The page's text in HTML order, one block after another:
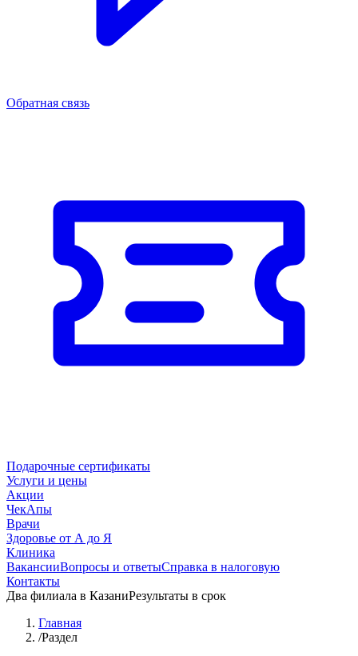
Обратная связь
Подарочные сертификаты
Услуги и цены
Акции
ЧекАпы
Врачи
Здоровье от А до Я
Клиника
ВакансииВопросы и ответыСправка в налоговую
Контакты
Два филиала в КазаниРезультаты в срок
Главная
/Раздел